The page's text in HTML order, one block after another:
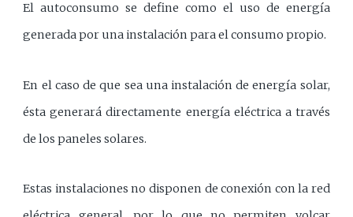
El autoconsumo se define como el uso de energía
generada por una instalación para el consumo propio.
En el caso de que sea una instalación de energía solar,
ésta generará directamente energía eléctrica a través
de los paneles solares.
Estas instalaciones no disponen de conexión con la red